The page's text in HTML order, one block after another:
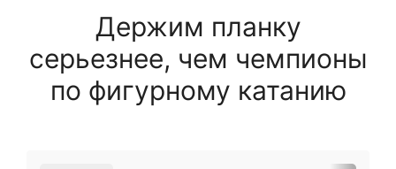
Держим планку
серьезнее, чем чемпионы
по фигурному катанию